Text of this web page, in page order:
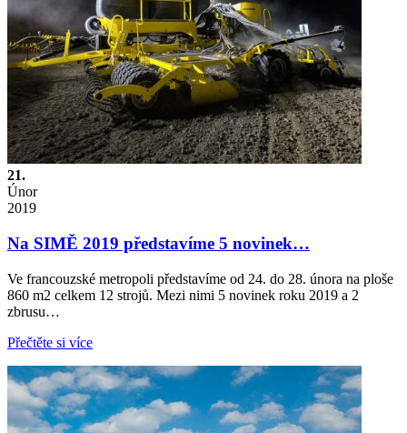
21.
Únor
2019
Na SIMĚ 2019 představíme 5 novinek…
Ve francouzské metropoli představíme od 24. do 28. února na ploše
860 m2 celkem 12 strojů. Mezi nimi 5 novinek roku 2019 a 2
zbrusu…
Přečtěte si více